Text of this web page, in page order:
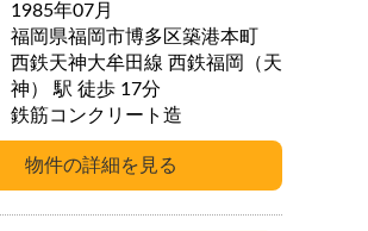
1985年07月
福岡県福岡市博多区築港本町
西鉄天神大牟田線 西鉄福岡（天
神） 駅 徒歩 17分
鉄筋コンクリート造